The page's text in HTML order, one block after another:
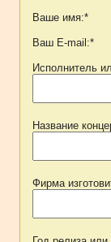
Ваше имя:*
Ваш E-mail:*
Исполнитель
Название
Фирма